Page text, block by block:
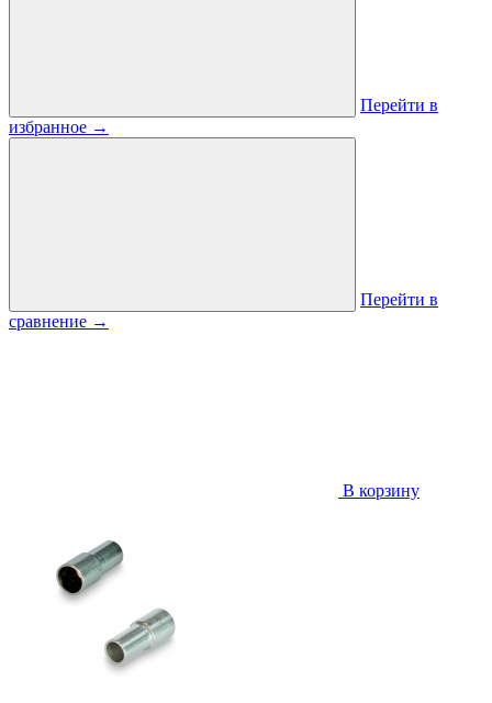
Перейти в
избранное →
Перейти в
сравнение →
В корзину